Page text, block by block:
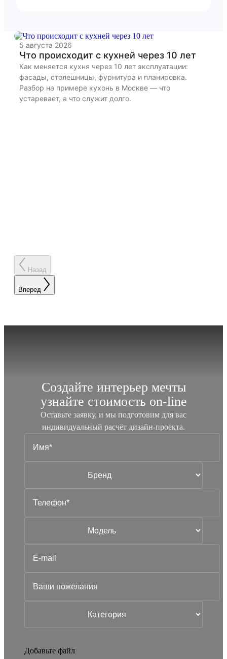
5 августа 2026
Что происходит с кухней через 10 лет
Как меняется кухня через 10 лет эксплуатации:
фасады, столешницы, фурнитура и планировка.
Разбор на примере кухонь в Москве — что
устаревает, а что служит долго.
Назад
Вперед
Создайте интерьер мечты
узнайте стоимость on-line
Оставьте заявку, и мы подготовим для вас
индивидуальный расчёт дизайн-проекта.
Добавьте файл